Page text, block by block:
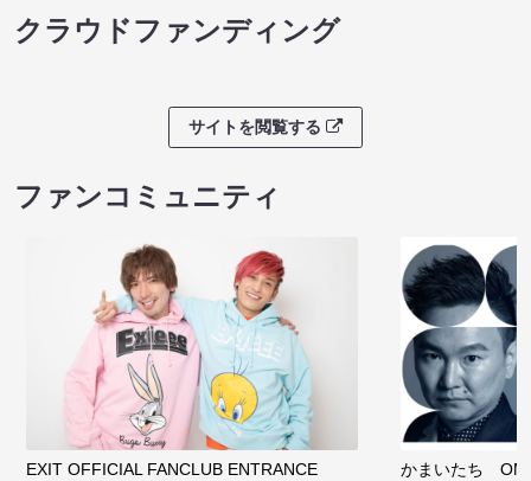
クラウドファンディング
サイトを閲覧する
ファンコミュニティ
EXIT OFFICIAL FANCLUB ENTRANCE かまいたち